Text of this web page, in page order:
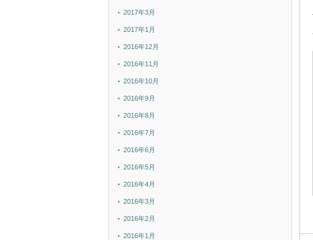
2017年3月
2017年1月
2016年12月
2016年11月
2016年10月
2016年9月
2016年8月
2016年7月
2016年6月
2016年5月
2016年4月
2016年3月
2016年2月
2016年1月